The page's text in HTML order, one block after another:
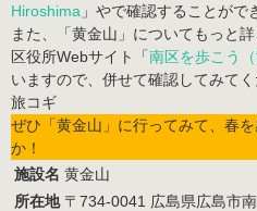
Hiroshima 」やで確認することがで
また、「黄金山」についてもっと
区役所Webサイト「 南区を歩こう（
いますので、併せて確認してみて
ぜひ「黄金山」に行ってみて、春
か！
施設名 黄金山
所在地 〒734-0041 広島県広島市